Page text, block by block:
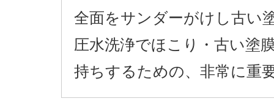
全面をサンダーがけし古い
圧水洗浄でほこり・古い塗
持ちするための、非常に重